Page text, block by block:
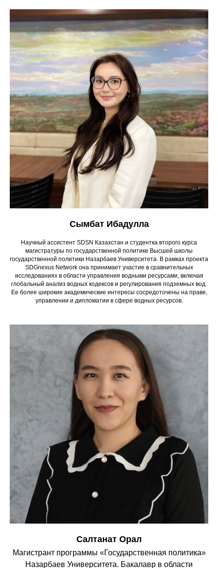
Сымбат Ибадулла
Научный ассистент SDSN Казахстан и студентка второго курса
магистратуры по государственной политике Высшей школы
государственной политики Назарбаев Университета. В рамках проекта
SDGnexus Network она принимает участие в сравнительных
исследованиях в области управления водными ресурсами, включая
глобальный анализ водных кодексов и регулирования подземных вод.
Ее более широкие академические интересы сосредоточены на праве,
управлении и дипломатии в сфере водных ресурсов.
Салтанат Орал
Магистрант программы «Государственная политика»
Назарбаев Университета. Бакалавр в области